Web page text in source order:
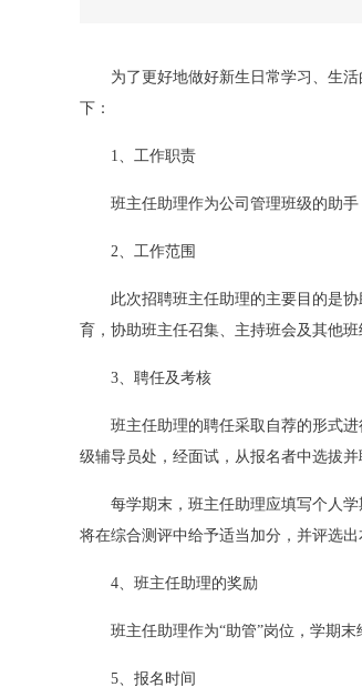
为了更好地做好新生日常学习、生
下：
1、工作职责
班主任助理作为公司管理班级的助
2、工作范围
此次招聘班主任助理的主要目的是
育，协助班主任召集、主持班会及其他
3、聘任及考核
班主任助理的聘任采取自荐的形式
级辅导员处，经面试，从报名者中选拔并
每学期末，班主任助理应填写个人
将在综合测评中给予适当加分，并评选出
4、班主任助理的奖励
班主任助理作为“助管”岗位，学期
5、报名时间